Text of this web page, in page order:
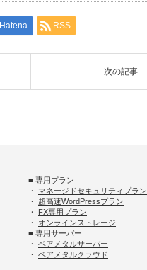
Hatena RSS
次の記事
■ 専用プラン
・ マネージドセキュリティプラン
・ 超高速WordPressプラン
・ FX専用プラン
・ オンラインストレージ
■ 専用サーバー
・ ベアメタルサーバー
・ ベアメタルクラウド